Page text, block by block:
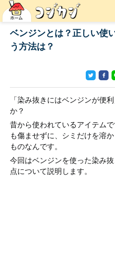
ベンジンとは？正しい使
う方法は？
「染み抜きにはベンジンが便
か？
昔から使われているアイテム
も傷ませずに、シミだけを溶
ものなんです。
今回はベンジンを使った染み
点について説明します。